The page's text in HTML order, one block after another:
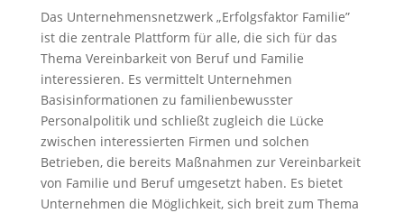
Das Unternehmensnetzwerk „Erfolgsfaktor Familie”
ist die zentrale Plattform für alle, die sich für das
Thema Vereinbarkeit von Beruf und Familie
interessieren. Es vermittelt Unternehmen
Basisinformationen zu familienbewusster
Personalpolitik und schließt zugleich die Lücke
zwischen interessierten Firmen und solchen
Betrieben, die bereits Maßnahmen zur Vereinbarkeit
von Familie und Beruf umgesetzt haben. Es bietet
Unternehmen die Möglichkeit, sich breit zum Thema